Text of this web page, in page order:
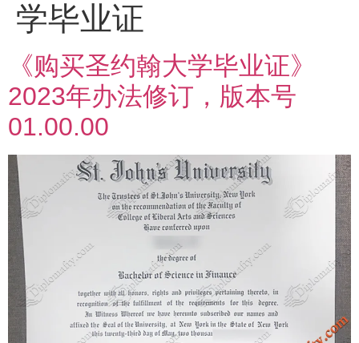
学毕业证
《购买圣约翰大学毕业证》
2023年办法修订，版本号
01.00.00